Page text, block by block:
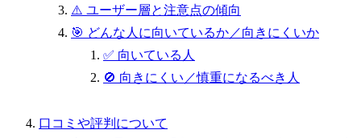
⚠️ ユーザー層と注意点の傾向
🎯 どんな人に向いているか／向きにくいか
✅ 向いている人
🚫 向きにくい／慎重になるべき人
口コミや評判について